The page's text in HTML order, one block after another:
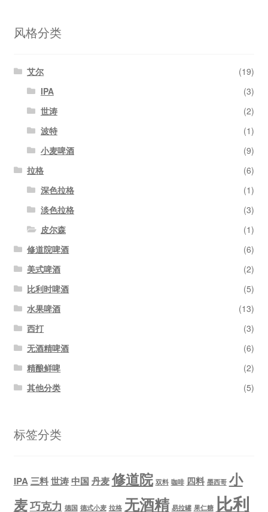
风格分类
艾尔
(19)
IPA
(3)
世涛
(2)
波特
(1)
小麦啤酒
(9)
拉格
(6)
深色拉格
(1)
淡色拉格
(3)
皮尔森
(1)
修道院啤酒
(6)
美式啤酒
(2)
比利时啤酒
(5)
水果啤酒
(13)
西打
(3)
无酒精啤酒
(6)
精酿鲜啤
(2)
其他分类
(5)
标签分类
IPA三料世涛中国 丹麦修道院 双料 咖啡 四料 墨西哥 小
麦巧克力 德国 德式小麦 拉格 无酒精 易拉罐 果仁糖 比利